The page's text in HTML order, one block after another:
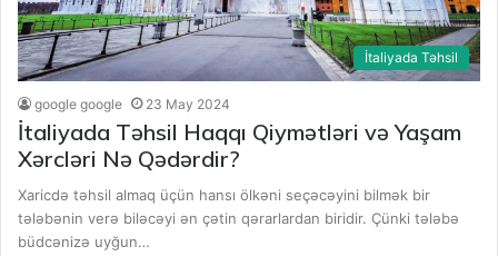
İtaliyada Təhsil
google google 23 May 2024
İtaliyada Təhsil Haqqı Qiymətləri və Yaşam
Xərcləri Nə Qədərdir?
Xaricdə təhsil almaq üçün hansı ölkəni seçəcəyini bilmək bir
tələbənin verə biləcəyi ən çətin qərarlardan biridir. Çünki tələbə
büdcənizə uyğun…